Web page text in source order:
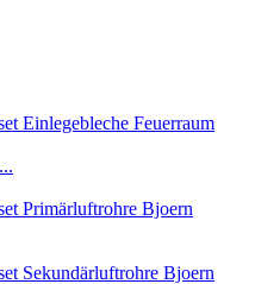
Bjoern
Bjoern